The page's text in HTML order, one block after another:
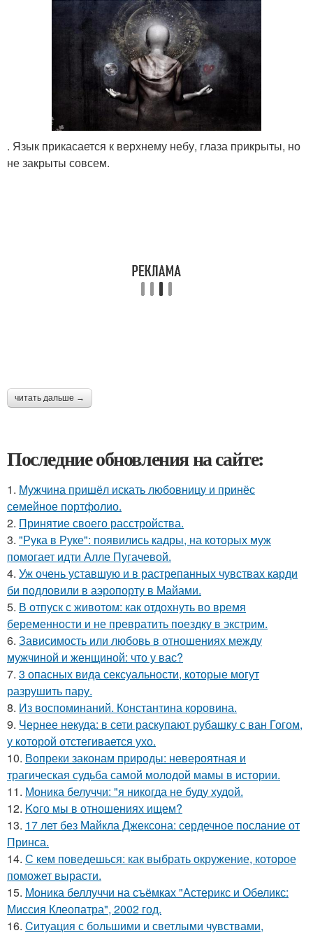
. Язык прикасается к верхнему небу, глаза прикрыты, но
не закрыты совсем.
читать дальше →
Последние обновления на сайте:
1. Мужчина пришёл искать любовницу и принёс
семейное портфолио.
2. Принятие своего расстройства.
3. "Рука в Руке": появились кадры, на которых муж
помогает идти Алле Пугачевой.
4. Уж очень уставшую и в растрепанных чувствах карди
би подловили в аэропорту в Майами.
5. В отпуск с животом: как отдохнуть во время
беременности и не превратить поездку в экстрим.
6. Зависимость или любовь в отношениях между
мужчиной и женщиной: что у вас?
7. 3 опасных вида сексуальности, которые могут
разрушить пару.
8. Из воспоминаний. Константина коровина.
9. Чернее некуда: в сети раскупают рубашку с ван Гогом,
у которой отстегивается ухо.
10. Вопреки законам природы: невероятная и
трагическая судьба самой молодой мамы в истории.
11. Моника белуччи: "я никогда не буду худой.
12. Koго мы в отношениях ищем?
13. 17 лет без Майкла Джексона: сердечное послание от
Принса.
14. С кем поведешься: как выбрать окружение, которое
поможет вырасти.
15. Моника беллуччи на съёмках "Астерикс и Обеликс:
Миссия Клеопатра", 2002 год.
16. Cитуация с большими и светлыми чувствами,